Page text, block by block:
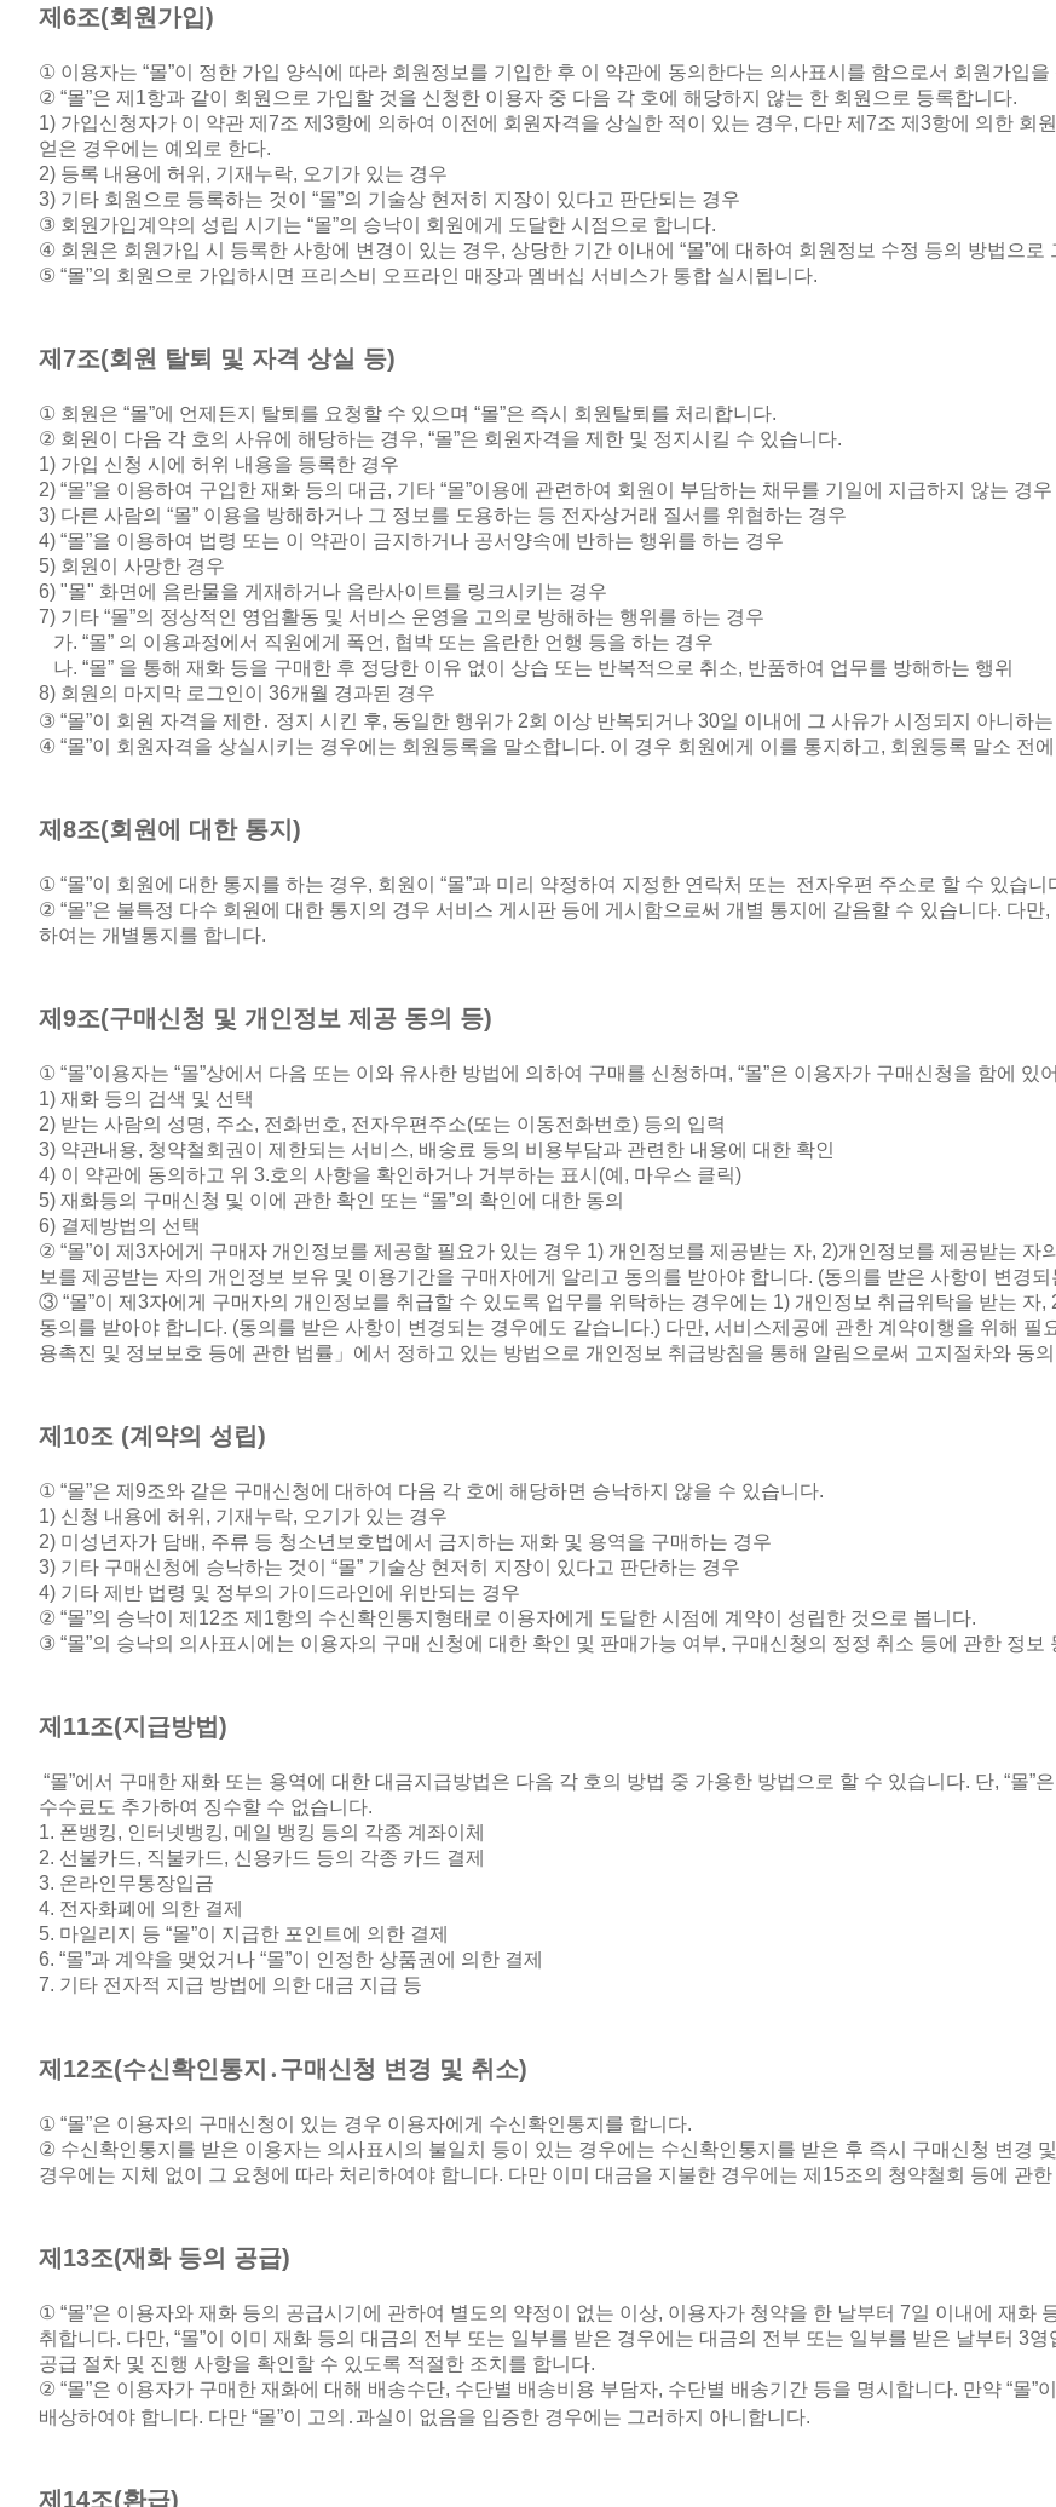
제 6조(회원가입)
① 이용자는 “몰”이 정한 가입 양식에 따라 회원정보를 기입한 후 이 약관에 동의한다는 의사표시를 함으로서 회원가입을
② “몰”은 제 1항과 같이 회원으로 가입할 것을 신청한 이용자 중 다음 각 호에 해당하지 않는 한 회원으로 등록합니다.
1) 가입신청자가 이 약관 제 7조 제 3항에 의하여 이전에 회원자격을 상실한 적이 있는 경우, 다만 제 7조 제 3항에 의한 회
얻은 경우에는 예외로 한다.
2) 등록 내용에 허위 , 기재누락, 오기가 있는 경우
3) 기타 회원으로 등록하는 것이 “몰”의 기술상 현저히 지장이 있다고 판단되는 경우
③ 회원가입계약의 성립 시기는 “몰”의 승낙이 회원에게 도달한 시점으로 합니다.
④ 회원은 회원가입 시 등록한 사항에 변경이 있는 경우, 상당한 기간 이내에 “몰”에 대하여 회원정보 수정 등의 방법으로
⑤ “몰”의 회원으로 가입하시면 프리스비 오프라인 매장과 멤버십 서비스가 통합 실시됩니다.
제 7조(회원 탈퇴 및 자격 상실 등)
① 회원은 “몰”에 언제든지 탈퇴를 요청할 수 있으며 “몰”은 즉시 회원탈퇴를 처리합니다.
② 회원이 다음 각 호의 사유에 해당하는 경우, “몰”은 회원자격을 제한 및 정지시킬 수 있습니다.
1) 가입 신청 시에 허위 내용을 등록한 경우
2) “몰”을 이용하여 구입한 재화 등의 대금, 기타 “몰”이용에 관련하여 회원이 부담하는 채무를 기일에 지급하지 않는 경우
3) 다른 사람의 “몰” 이용을 방해하거나 그 정보를 도용하는 등 전자상거래 질서를 위협하는 경우
4) “몰”을 이용하여 법령 또는 이 약관이 금지하거나 공서양속에 반하는 행위를 하는 경우
5) 회원이 사망한 경우
6) "몰" 화면에 음란물을 게재하거나 음란사이트를 링크시키는 경우
7) 기타 “몰”의 정상적인 영업활동 및 서비스 운영을 고의로 방해하는 행위를 하는 경우
가. “몰” 의 이용과정에서 직원에게 폭언 , 협박 또는 음란한 언행 등을 하는 경우
나. “몰” 을 통해 재화 등을 구매한 후 정당한 이유 없이 상습 또는 반복적으로 취소, 반품하여 업무를 방해하는 행위
8) 회원의 마지막 로그인이 36개월 경과된 경우
③ “몰”이 회원 자격을 제한․ 정지 시킨 후, 동일한 행위가 2회 이상 반복되거나 30일 이내에 그 사유가 시정되지 아니하
④ “몰”이 회원자격을 상실시키는 경우에는 회원등록을 말소합니다. 이 경우 회원에게 이를 통지하고, 회원등록 말소 전
제 8조(회원에 대한 통지 )
① “몰”이 회원에 대한 통지를 하는 경우, 회원이 “몰”과 미리 약정하여 지정한 연락처 또는 전자우편 주소로 할 수 있습니
② “몰”은 불특정 다수 회원에 대한 통지의 경우 서비스 게시판 등에 게시함으로써 개별 통지에 갈음할 수 있습니다. 다만,
하여는 개별통지를 합니다.
제 9조(구매신청 및 개인정보 제공 동의 등)
① “몰”이용자는 “몰”상에서 다음 또는 이와 유사한 방법에 의하여 구매를 신청하며 , “몰”은 이용자가 구매신청을 함에 있
1) 재화 등의 검색 및 선택
2) 받는 사람의 성명, 주소, 전화번호, 전자우편주소(또는 이동전화번호) 등의 입력
3) 약관내용, 청약철회권이 제한되는 서비스, 배송료 등의 비용부담과 관련한 내용에 대한 확인
4) 이 약관에 동의하고 위 3.호의 사항을 확인하거나 거부하는 표시 (예 , 마우스 클릭)
5) 재화등의 구매신청 및 이에 관한 확인 또는 “몰”의 확인에 대한 동의
6) 결제방법의 선택
② “몰”이 제 3자에게 구매자 개인정보를 제공할 필요가 있는 경우 1) 개인정보를 제공받는 자, 2)개인정보를 제공받는 자
보를 제공받는 자의 개인정보 보유 및 이용기간을 구매자에게 알리고 동의를 받아야 합니다. (동의를 받은 사항이 변경
③ “몰”이 제 3자에게 구매자의 개인정보를 취급할 수 있도록 업무를 위탁하는 경우에는 1) 개인정보 취급위탁을 받는 자,
동의를 받아야 합니다. (동의를 받은 사항이 변경되는 경우에도 같습니다.) 다만, 서비스제공에 관한 계약이행을 위해 필
용촉진 및 정보보호 등에 관한 법률」에서 정하고 있는 방법으로 개인정보 취급방침을 통해 알림으로써 고지절차와 동
제 10조 (계약의 성립)
① “몰”은 제 9조와 같은 구매신청에 대하여 다음 각 호에 해당하면 승낙하지 않을 수 있습니다.
1) 신청 내용에 허위 , 기재누락, 오기가 있는 경우
2) 미성년자가 담배 , 주류 등 청소년보호법에서 금지하는 재화 및 용역을 구매하는 경우
3) 기타 구매신청에 승낙하는 것이 “몰” 기술상 현저히 지장이 있다고 판단하는 경우
4) 기타 제반 법령 및 정부의 가이드라인에 위반되는 경우
② “몰”의 승낙이 제 12조 제 1항의 수신확인통지형태로 이용자에게 도달한 시점에 계약이 성립한 것으로 봅니다.
③ “몰”의 승낙의 의사표시에는 이용자의 구매 신청에 대한 확인 및 판매가능 여부, 구매신청의 정정 취소 등에 관한 정보
제 11조(지급방법)
“몰”에서 구매한 재화 또는 용역에 대한 대금지급방법은 다음 각 호의 방법 중 가용한 방법으로 할 수 있습니다. 단, “몰”
수수료도 추가하여 징수할 수 없습니다.
1. 폰뱅킹, 인터넷뱅킹, 메일 뱅킹 등의 각종 계좌이체
2. 선불카드, 직불카드, 신용카드 등의 각종 카드 결제
3. 온라인무통장입금
4. 전자화폐에 의한 결제
5. 마일리지 등 “몰”이 지급한 포인트에 의한 결제
6. “몰”과 계약을 맺었거나 “몰”이 인정한 상품권에 의한 결제
7. 기타 전자적 지급 방법에 의한 대금 지급 등
제 12조(수신확인통지 ․구매신청 변경 및 취소)
① “몰”은 이용자의 구매신청이 있는 경우 이용자에게 수신확인통지를 합니다.
② 수신확인통지를 받은 이용자는 의사표시의 불일치 등이 있는 경우에는 수신확인통지를 받은 후 즉시 구매신청 변경
경우에는 지체 없이 그 요청에 따라 처리하여야 합니다. 다만 이미 대금을 지불한 경우에는 제 15조의 청약철회 등에 관
제 13조(재화 등의 공급)
① “몰”은 이용자와 재화 등의 공급시기에 관하여 별도의 약정이 없는 이상, 이용자가 청약을 한 날부터 7일 이내에 재화
취합니다. 다만, “몰”이 이미 재화 등의 대금의 전부 또는 일부를 받은 경우에는 대금의 전부 또는 일부를 받은 날부터 3영
공급 절차 및 진행 사항을 확인할 수 있도록 적절한 조치를 합니다.
② “몰”은 이용자가 구매한 재화에 대해 배송수단, 수단별 배송비용 부담자, 수단별 배송기간 등을 명시합니다. 만약 “몰”
배상하여야 합니다. 다만 “몰”이 고의 ․ 과실이 없음을 입증한 경우에는 그러하지 아니합니다.
제 14조(환급)